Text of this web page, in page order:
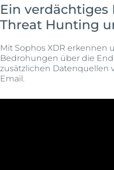
Ein verdächtiges
Threat Hunting
Mit Sophos XDR erkennen
Bedrohungen über die
zusätzlichen Datenquellen
Email.